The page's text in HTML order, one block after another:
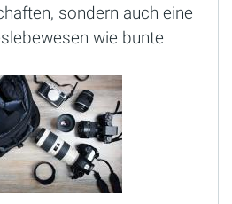
sondern auch eine
wie bunte